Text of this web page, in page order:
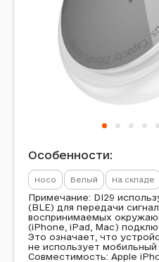
Особенности:
Hoco Белый На складе
Примечание: DI29
(BLE) для передачи
воспринимаемых
(iPhone, iPad, Mac)
Это означает, что
не использует мобильный
Совместимость: Apple